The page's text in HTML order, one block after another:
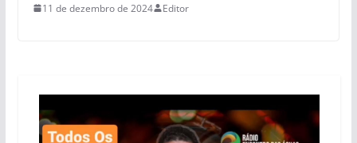
11 de dezembro de 2024 Editor